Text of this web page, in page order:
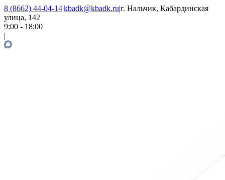
8 (8662) 44-04-14|kbadk@kbadk.ru|г. Нальчик, Кабардинская
улица, 142
9:00 - 18:00
|